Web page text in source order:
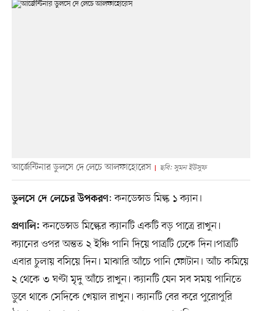
আর্জেন্টিনার ডুলসে দে লেচে আলফাহোরেস ছবি: সুমন ইউসুফ
ডুলসে দে লেচের উপকরণ: কনডেন্সড মিল্ক ১ ক্যান।
প্রণালি: কনডেন্সড মিল্কের ক্যানটি একটি বড় পাত্রে রাখুন।
ক্যানের ওপর অন্তত ২ ইঞ্চি পানি দিয়ে পাত্রটি ঢেকে দিন।পাত্রটি
এবার চুলায় বসিয়ে দিন। মাঝারি আঁচে পানি ফোটান। আঁচ কমিয়ে
২ থেকে ৩ ঘণ্টা মৃদু আঁচে রাখুন। ক্যানটি যেন সব সময় পানিতে
ডুবে থাকে সেদিকে খেয়াল রাখুন। ক্যানটি বের করে পুরোপুরি